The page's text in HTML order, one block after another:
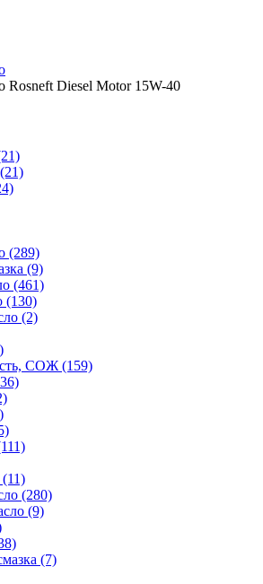
Rosneft Diesel Motor 15W-40
(289)
(9)
(461)
(130)
(2)
СОЖ (159)
(280)
(9)
(7)